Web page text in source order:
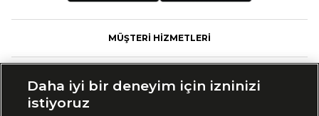
MÜŞTERİ HİZMETLERİ
Daha iyi bir deneyim için izninizi
istiyoruz